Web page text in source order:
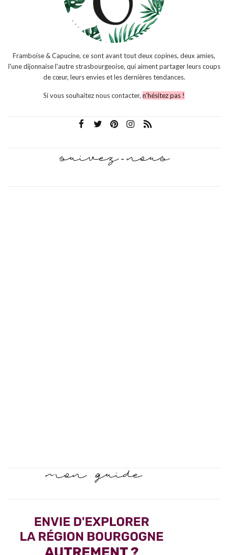
Framboise & Capucine, ce sont avant tout deux copines, deux amies,
l'une dijonnaise l'autre strasbourgeoise, qui aiment partager leurs coups
de cœur, leurs envies et les dernières tendances.
Si vous souhaitez nous contacter, n'hésitez pas !